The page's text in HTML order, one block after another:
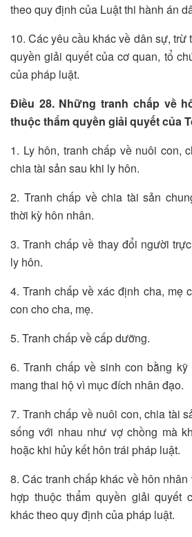
theo quy định của Luật thi hành án
10. Các yêu cầu khác về dân sự, trừ
quyền giải quyết của cơ quan, tổ
của pháp luật.
Điều 28. Những tranh chấp về
thuộc thẩm quyền giải quyết của
1. Ly hôn, tranh chấp về nuôi con,
chia tài sản sau khi ly hôn.
2. Tranh chấp về chia tài sản
thời kỳ hôn nhân.
3. Tranh chấp về thay đổi người
ly hôn.
4. Tranh chấp về xác định cha, mẹ
con cho cha, mẹ.
5. Tranh chấp về cấp dưỡng.
6. Tranh chấp về sinh con bằng
mang thai hộ vì mục đích nhân đạo.
7. Tranh chấp về nuôi con, chia tài
sống với nhau như vợ chồng mà
hoặc khi hủy kết hôn trái pháp luật.
8. Các tranh chấp khác về hôn
hợp thuộc thẩm quyền giải quyết
khác theo quy định của pháp luật.